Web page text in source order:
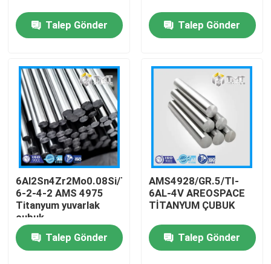
Ana sayfa
Ürünler
VİDEOLAR
Hakkımızda
Fabrika turu
Talep Gönder Talep Gönder
6Al2Sn4Zr2Mo0.08Si/Ti-
6-2-4-2 AMS 4975
Titanyum yuvarlak
çubuk
Talep Gönder
AMS4928/GR.5/TI-
6AL-4V AREOSPACE
TİTANYUM ÇUBUK
Talep Gönder